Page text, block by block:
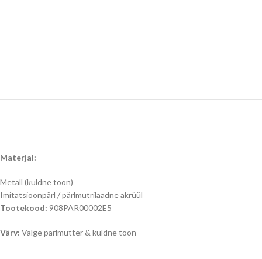
Materjal:
Metall (kuldne toon)
Imitatsioonpärl / pärlmutrilaadne akrüül
Tootekood: 908PAR00002E5
Värv: Valge pärlmutter & kuldne toon